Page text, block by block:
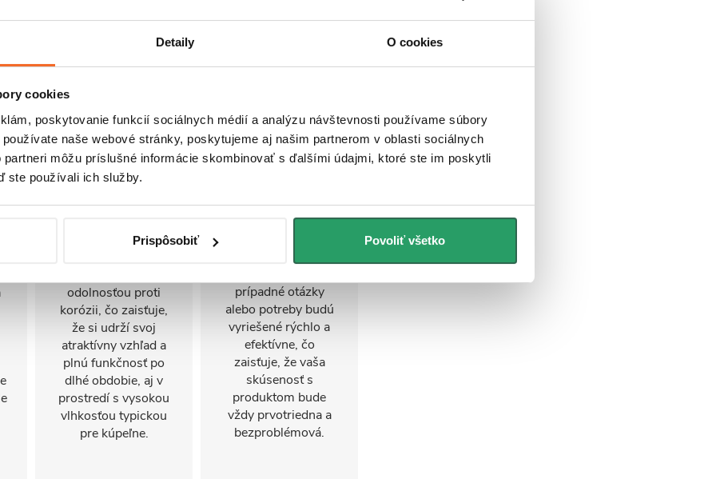
Detaily O cookies
cookies
poskytovanie funkcií sociálnych médií a analýzu návštevnosti používame súbory
naše webové stránky, poskytujeme aj našim partnerom v oblasti sociálnych
môžu príslušné informácie skombinovať s ďalšími údajmi, ktoré ste im poskytli
ste používali ich služby.
Prispôsobiť Povoliť všetko
Odolnosť proti
korózii
zhotovený z vysoko
odolnosťou proti
korózii, čo zaisťuje,
že si udrží svoj
atraktívny vzhľad a
plnú funkčnosť po
dlhé obdobie, aj v
prostredí s vysokou
vlhkosťou typickou
pre kúpeľne.
Záruka 2 roky
K tomuto produktu
poskytujeme
prípadné otázky
alebo potreby budú
vyriešené rýchlo a
efektívne, čo
zaisťuje, že vaša
skúsenosť s
produktom bude
vždy prvotriedna a
bezproblémová.